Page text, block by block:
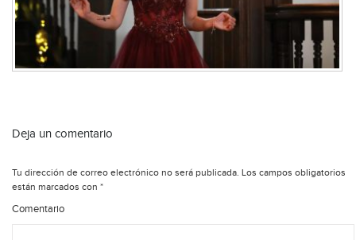
Deja un comentario
Tu dirección de correo electrónico no será publicada. Los campos obligatorios
están marcados con *
Comentario